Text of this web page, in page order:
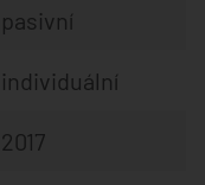
pasivní
individuální
2017